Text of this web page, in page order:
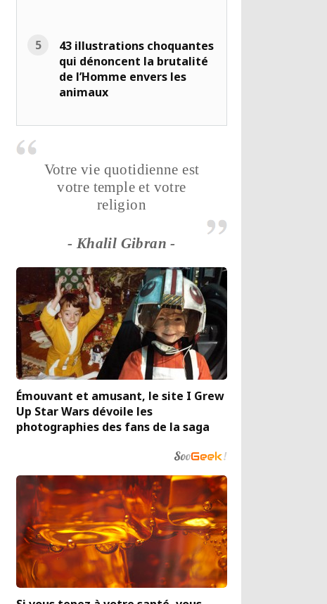
43 illustrations choquantes
qui dénoncent la brutalité
de l’Homme envers les
animaux
Votre vie quotidienne est
votre temple et votre
religion
- Khalil Gibran -
Émouvant et amusant, le site I Grew
Up Star Wars dévoile les
photographies des fans de la saga